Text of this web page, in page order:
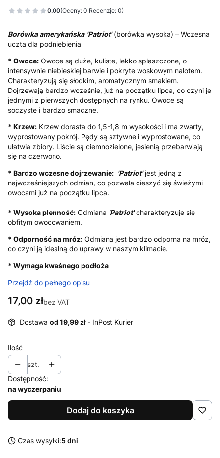
0.00(Oceny: 0 Recenzje: 0)
Borówka amerykańska 'Patriot'(borówka wysoka) – Wczesna
uczta dla podniebienia
* Owoce: Owoce są duże, kuliste, lekko spłaszczone, o
intensywnie niebieskiej barwie i pokryte woskowym nalotem.
Charakteryzują się słodkim, aromatycznym smakiem.
Dojrzewają bardzo wcześnie, już na początku lipca, co czyni je
jednymi z pierwszych dostępnych na rynku. Owoce są
soczyste i bardzo smaczne.
* Krzew: Krzew dorasta do 1,5-1,8 m wysokości i ma zwarty,
wyprostowany pokrój. Pędy są sztywne i wyprostowane, co
ułatwia zbiory. Liście są ciemnozielone, jesienią przebarwiają
się na czerwono.
* Bardzo wczesne dojrzewanie: 'Patriot'jest jedną z
najwcześniejszych odmian, co pozwala cieszyć się świeżymi
owocami już na początku lipca.
* Wysoka plenność: Odmiana 'Patriot'charakteryzuje się
obfitym owocowaniem.
* Odporność na mróz: Odmiana jest bardzo odporna na mróz,
co czyni ją idealną do uprawy w naszym klimacie.
* Wymaga kwaśnego podłoża
Przejdź do pełnego opisu
Cena
17,00 złbez VAT
Dostawa od 19,99 zł - InPost Kurier
Ilość
szt.
Dostępność:
na wyczerpaniu
Dodaj do koszyka
Czas wysyłki:5 dni